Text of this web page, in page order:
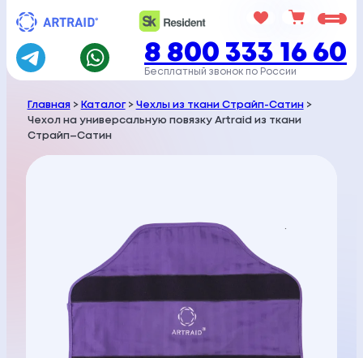
Перейти
содержимому
8 800 333 16 60
Бесплатный звонок по России
Главная> Каталог> Чехлы из ткани Страйп-Сатин>
Чехол на универсальную повязку Artraid из ткани
Страйп–Сатин